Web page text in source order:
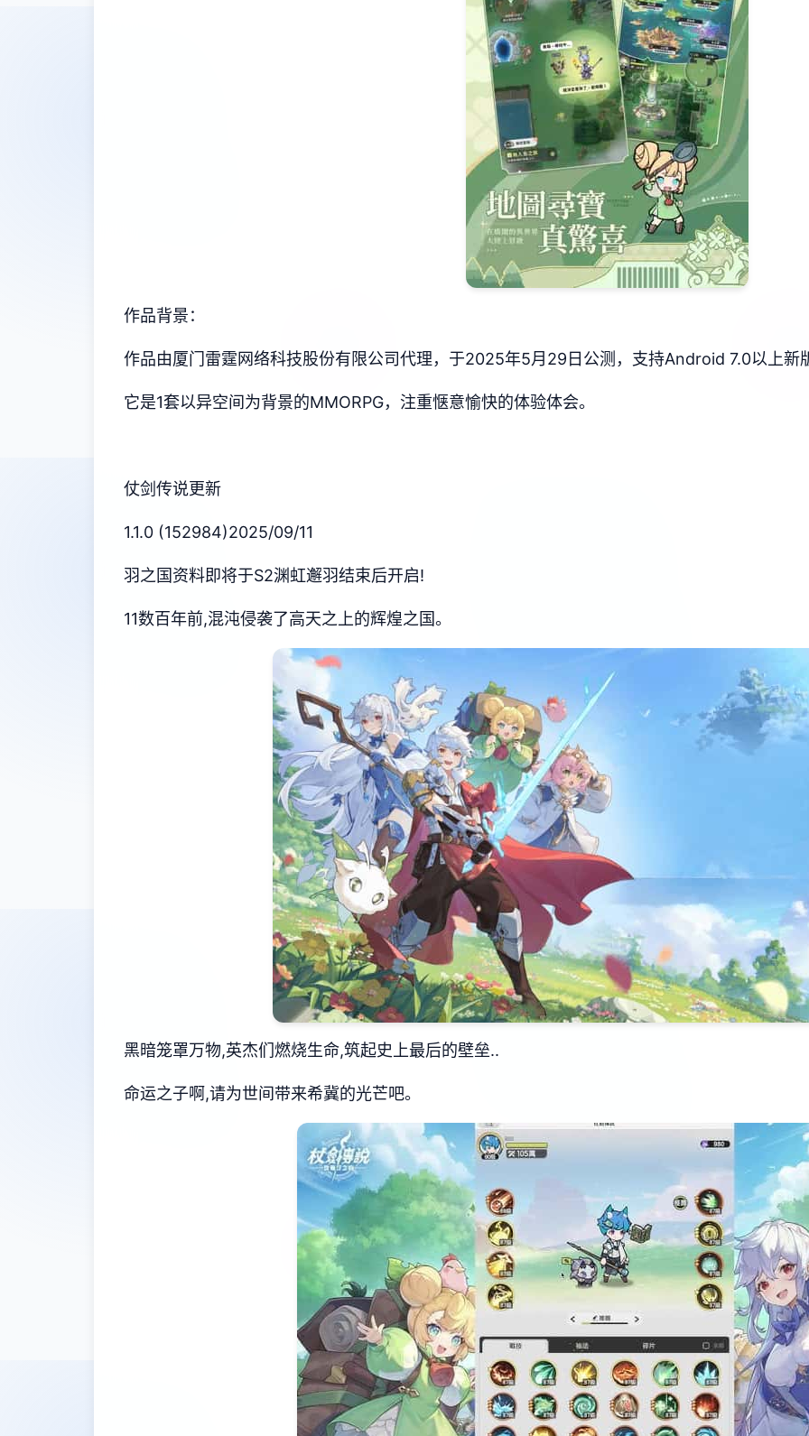
作品背景：
作品由厦门雷霆网络科技股份有限公司代理，于2025年5月29日公测，支持Android 7.0以上新
它是1套以异空间为背景的MMORPG，注重惬意愉快的体验体会。
仗剑传说更新
1.1.0 (152984)2025/09/11
羽之国资料即将于S2渊虹邂羽结束后开启!
11数百年前,混沌侵袭了高天之上的辉煌之国。
黑暗笼罩万物,英杰们燃烧生命,筑起史上最后的壁垒..
命运之子啊,请为世间带来希冀的光芒吧。